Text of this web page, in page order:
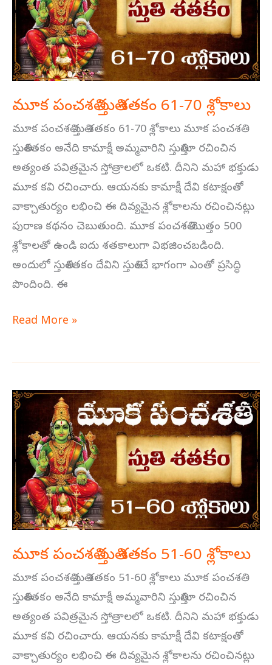
మూక పంచశతి స్తుతి శతకం 61-70 శ్లోకాలు
మూక పంచశతి స్తుతి శతకం 61-70 శ్లోకాలు మూక పంచశతి
స్తుతిశతకం అనేది కామాక్షీ అమ్మవారిని స్తుతిస్తూ రచించిన
అత్యంత పవిత్రమైన స్తోత్రాలలో ఒకటి. దీనిని మహా భక్తుడు
మూక కవి రచించారు. ఆయనకు కామాక్షీ దేవి కటాక్షంతో
వాక్చాతుర్యం లభించి ఈ దివ్యమైన శ్లోకాలను రచించినట్లు
పురాణ కథనం చెబుతుంది. మూక పంచశతి మొత్తం 500
శ్లోకాలతో ఉండి ఐదు శతకాలుగా విభజించబడింది.
అందులో స్తుతిశతకం దేవిని స్తుతించే భాగంగా ఎంతో ప్రసిద్ధి
పొందింది. ఈ
శతకం
61-
70
శ్లోకాలు
Read More »
మూక పంచశతి స్తుతి శతకం 51-60 శ్లోకాలు
మూక పంచశతి స్తుతి శతకం 51-60 శ్లోకాలు మూక పంచశతి
స్తుతిశతకం అనేది కామాక్షీ అమ్మవారిని స్తుతిస్తూ రచించిన
అత్యంత పవిత్రమైన స్తోత్రాలలో ఒకటి. దీనిని మహా భక్తుడు
మూక కవి రచించారు. ఆయనకు కామాక్షీ దేవి కటాక్షంతో
వాక్చాతుర్యం లభించి ఈ దివ్యమైన శ్లోకాలను రచించినట్లు
మూక
పంచశతి
స్తుతి
శతకం
51-
60
శ్లోకాలు